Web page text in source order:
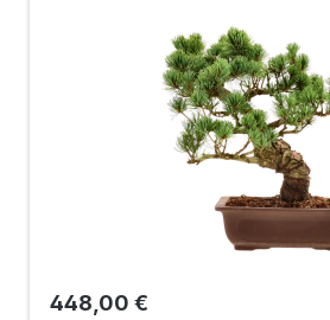
Regulärer Preis:
448,00 €